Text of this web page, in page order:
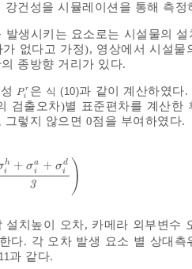
강건성을 시뮬레이션을 통해 측정
발생시키는 요소로는 시설물의
없다고 가정), 영상에서 시설
종방향 거리가 있다.
성P r
i
Pir 은 식 (10)과 같이 계산하였다
검출오차)별 표준편차를 계산
렇지 않으면 0점을 부여하였다.
h
i
+ σa
i
+ σd
i
3 )
,σih+σia+σid3
설치높이 오차, 카메라 외부변수
다. 각 오차 발생 요소 별 상대
과 같다.